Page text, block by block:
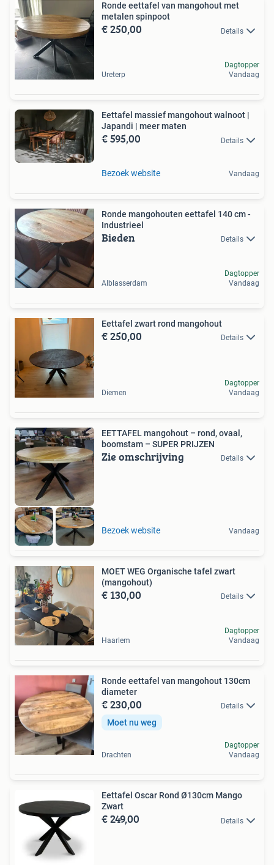
Ronde eettafel van mangohout met
metalen spinpoot
€ 250,00 Details
Ureterp
Dagtopper
Vandaag
Eettafel massief mangohout walnoot |
Japandi | meer maten
€ 595,00 Details
Bezoek website Vandaag
Ronde mangohouten eettafel 140 cm -
Industrieel
Bieden Details
Alblasserdam
Dagtopper
Vandaag
Eettafel zwart rond mangohout
€ 250,00 Details
Diemen
Dagtopper
Vandaag
EETTAFEL mangohout – rond, ovaal,
boomstam – SUPER PRIJZEN
Zie omschrijving Details
Bezoek website Vandaag
MOET WEG Organische tafel zwart
(mangohout)
€ 130,00 Details
Haarlem
Dagtopper
Vandaag
Ronde eettafel van mangohout 130cm
diameter
€ 230,00 Details
Moet nu weg
Drachten
Dagtopper
Vandaag
Eettafel Oscar Rond Ø130cm Mango
Zwart
€ 249,00 Details